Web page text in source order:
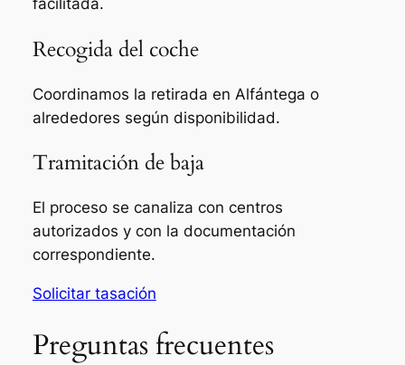
facilitada.
Recogida del coche
Coordinamos la retirada en Alfántega o
alrededores según disponibilidad.
Tramitación de baja
El proceso se canaliza con centros
autorizados y con la documentación
correspondiente.
Solicitar tasación
Preguntas frecuentes